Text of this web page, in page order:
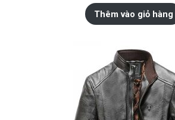
GIÁ
Thêm vào giỏ hàng